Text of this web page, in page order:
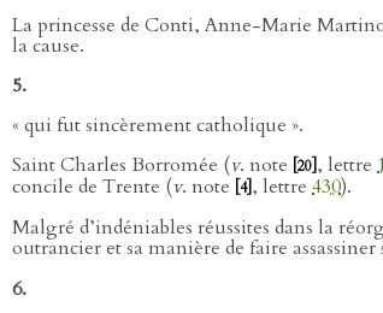
La princesse de Conti, Anne-Marie
la cause.
5.
« qui fut sincèrement catholique ».
Saint Charles Borromée (v. note [20] , lettre
concile de Trente (v. note [4] , lettre 430).
Malgré d’indéniables réussites dans la
outrancier et sa manière de faire
6.